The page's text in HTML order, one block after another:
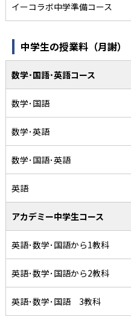
イーコラボ中学準備コース
中学生の授業料（月謝）
数学･国語･英語コース
数学･国語
数学･英語
数学･国語･英語
英語
アカデミー中学生コース
英語･数学･国語から1教科
英語･数学･国語から2教科
英語･数学･国語 3教科